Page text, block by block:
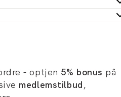
- optjen 5% bonus på
medlemstilbud,